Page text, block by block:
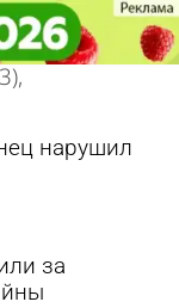
нарушил
за